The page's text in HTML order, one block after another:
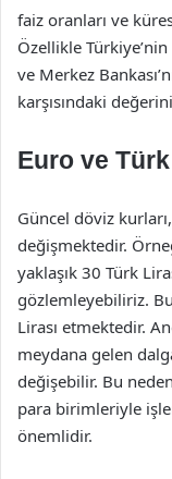
faiz oranları ve
Özellikle
ve Merkez
karşısındaki
Euro ve
Güncel döviz
değişmektedir.
yaklaşık 30 Türk
gözlemleyebiliriz.
Lirası etmektedir.
meydana gelen
değişebilir. Bu
para birimleriyle
önemlidir.